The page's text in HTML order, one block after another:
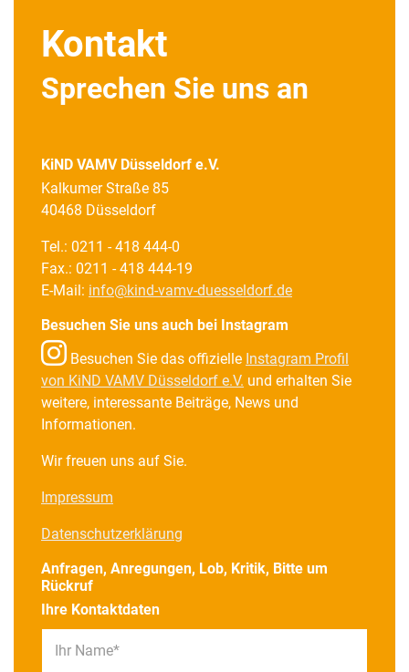
Kontakt
Sprechen Sie uns an
KiND VAMV Düsseldorf e.V.
Kalkumer Straße 85
40468 Düsseldorf
Tel.: 0211 - 418 444-0
Fax.: 0211 - 418 444-19
E-Mail: info@kind-vamv-duesseldorf.de
Besuchen Sie uns auch bei Instagram
Besuchen Sie das offizielle Instagram Profil
von KiND VAMV Düsseldorf e.V. und erhalten Sie
weitere, interessante Beiträge, News und
Informationen.
Wir freuen uns auf Sie.
Impressum
Datenschutzerklärung
Anfragen, Anregungen, Lob, Kritik, Bitte um
Rückruf
Ihre Kontaktdaten
Ihr Name*